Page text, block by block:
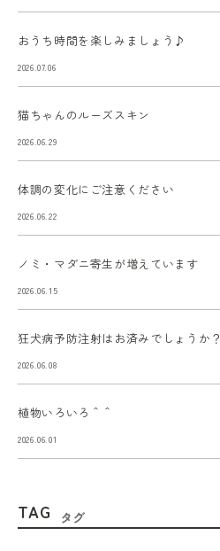
おうち時間を楽しみましょう♪
2026.07.06
猫ちゃんのルーズスキン
2026.06.29
体調の変化にご注意ください
2026.06.22
ノミ・マダニ寄生が増えています
2026.06.15
狂犬病予防注射はお済みでしょうか？
2026.06.08
植物いろいろ＾＾
2026.06.01
TAG タグ